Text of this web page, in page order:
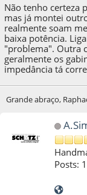
Não tenho certeza
mas já montei
realmente soam
baixa potência.
"problema". Outra
geralmente os
impedância tá
Grande abraço,
Posts: